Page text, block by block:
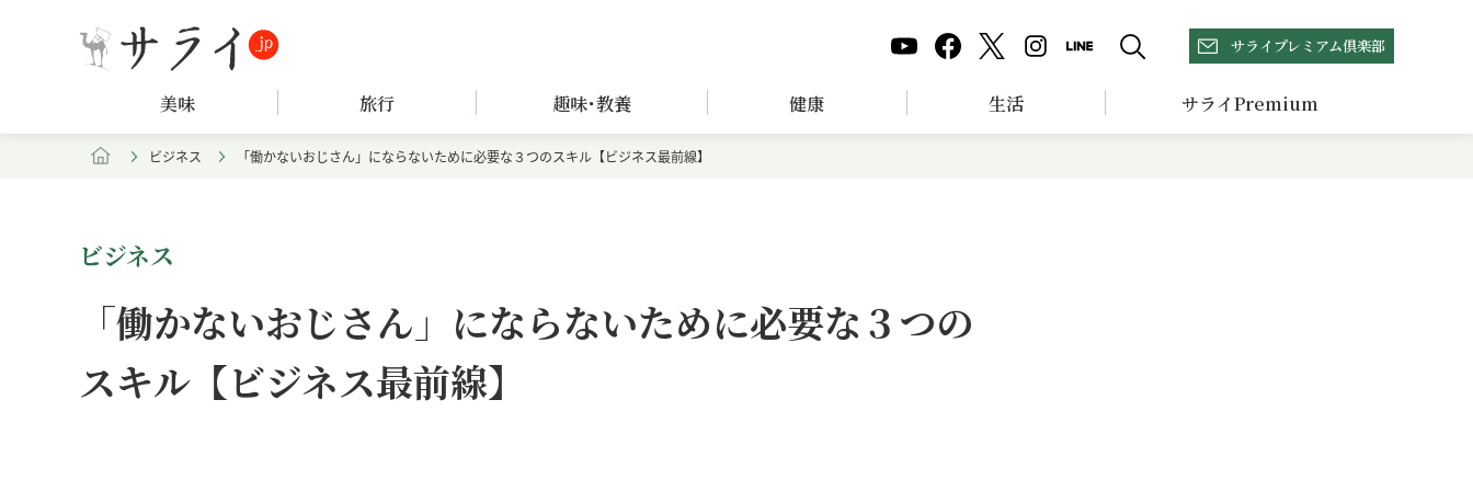
サライプレミアム倶楽部
美味 旅行 趣味･教養 健康 生活 サライPremium
ビジネス 「働かないおじさん」にならないために必要な３つのスキル【ビジネス最前線】
ビジネス
「働かないおじさん」にならないために必要な３つの
スキル【ビジネス最前線】